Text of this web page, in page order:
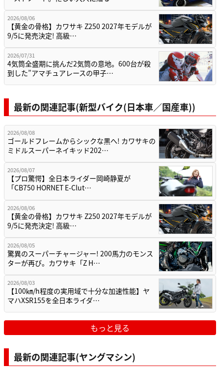
2026/08/06
【黄金の骨格】カワサキ Z250 2027年モデルが
9/5に発売決定! 高級…
2026/07/31
4気筒全盛期に挑んだ2気筒の意地。600台が殺
到した”アマチュアレースの甲子…
最新の関連記事(新型バイク(日本車／国産車))
2026/08/08
ゴールドフレームからシックな黒へ! カワサキの
ミドルスーパーネイキッド202…
2026/08/07
【プロ驚愕】全日本ライダー岡崎静夏が
「CB750 HORNET E-Clut…
2026/08/06
【黄金の骨格】カワサキ Z250 2027年モデルが
9/5に発売決定! 高級…
2026/08/05
驚異のスーパーチャージャー! 200馬力のモンス
ターが再び。カワサキ「Z H…
2026/08/03
【100㎞/h程度の実用域で十分な加速性能】ヤ
マハXSR155を全日本ライダ…
もっと見る
最新の関連記事(ヤングマシン)